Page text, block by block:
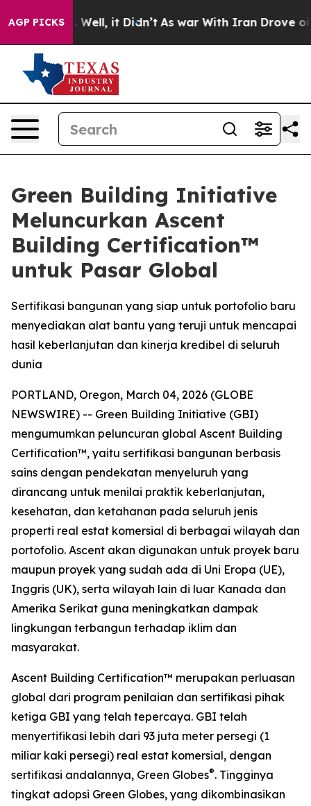
AGP PICKS
40%. Well, it Didn’t As war With Iran Drove oil
Green Building Initiative
Meluncurkan Ascent
Building Certification™
untuk Pasar Global
Sertifikasi bangunan yang siap untuk portofolio baru
menyediakan alat bantu yang teruji untuk mencapai
hasil keberlanjutan dan kinerja kredibel di seluruh
dunia
PORTLAND, Oregon, March 04, 2026 (GLOBE
NEWSWIRE) -- Green Building Initiative (GBI)
mengumumkan peluncuran global Ascent Building
Certification™, yaitu sertifikasi bangunan berbasis
sains dengan pendekatan menyeluruh yang
dirancang untuk menilai praktik keberlanjutan,
kesehatan, dan ketahanan pada seluruh jenis
properti real estat komersial di berbagai wilayah dan
portofolio. Ascent akan digunakan untuk proyek baru
maupun proyek yang sudah ada di Uni Eropa (UE),
Inggris (UK), serta wilayah lain di luar Kanada dan
Amerika Serikat guna meningkatkan dampak
lingkungan terbangun terhadap iklim dan
masyarakat.
Ascent Building Certification™ merupakan perluasan
global dari program penilaian dan sertifikasi pihak
ketiga GBI yang telah tepercaya. GBI telah
menyertifikasi lebih dari 93 juta meter persegi (1
miliar kaki persegi) real estat komersial, dengan
sertifikasi andalannya, Green Globes®. Tingginya
tingkat adopsi Green Globes, yang dikombinasikan